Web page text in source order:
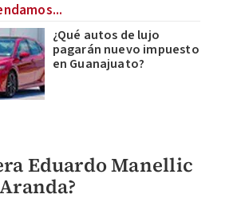
¿Qué autos de lujo
pagarán nuevo impuesto
en Guanajuato?
Eduardo Manellic